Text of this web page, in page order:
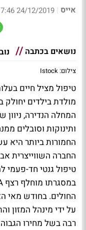
אייס |
24/12/2019 17:46
נושאים בכתבה
צילום: Istock
החמורות ביותר היא
החברה השווייצרית
החולים. בחודש מאי
רבה בשל מחירו